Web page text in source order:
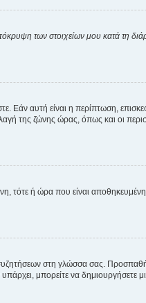
των στοιχείων μου κατά τη
Εάν αυτή είναι η περίπτωση,
της ζώνης ώρας, όπως και οι
τότε ή ώρα που είναι
στη γλώσσα σας.
μπορείτε να δημιουργήσετε